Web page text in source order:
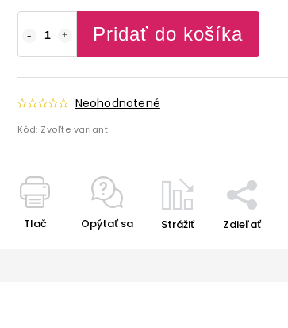
Pridať do košíka
Neohodnotené
Kód: Zvoľte variant
Tlač Opýtať sa Strážiť Zdieľať